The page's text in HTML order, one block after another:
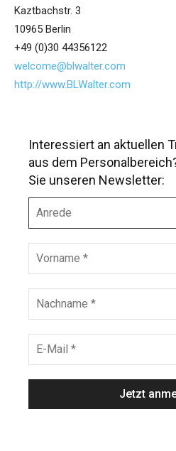
Kaztbachstr. 3
10965 Berlin
+49 (0)30 44356122
welcome@blwalter.com
http://www.BLWalter.com
Interessiert an aktuellen
aus dem
Sie unseren Newsletter:
r
e
e
r
n
m
c
h
a
M
a
l